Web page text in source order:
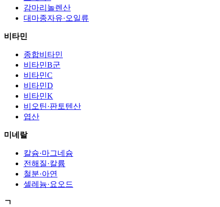
감마리놀렌산
대마종자유·오일류
비타민
종합비타민
비타민B군
비타민C
비타민D
비타민K
비오틴·판토텐산
엽산
미네랄
칼슘·마그네슘
전해질·칼륨
철분·아연
셀레늄·요오드
ㄱ